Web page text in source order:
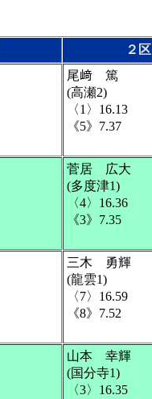
２区
尾﨑 篤
(高瀬2)
〈1〉16.13
《5》7.37
菅居 広大
(多度津1)
〈4〉16.36
《3》7.35
三木 勇輝
(龍雲1)
〈7〉16.59
《8》7.52
山本 幸輝
(国分寺1)
〈3〉16.35